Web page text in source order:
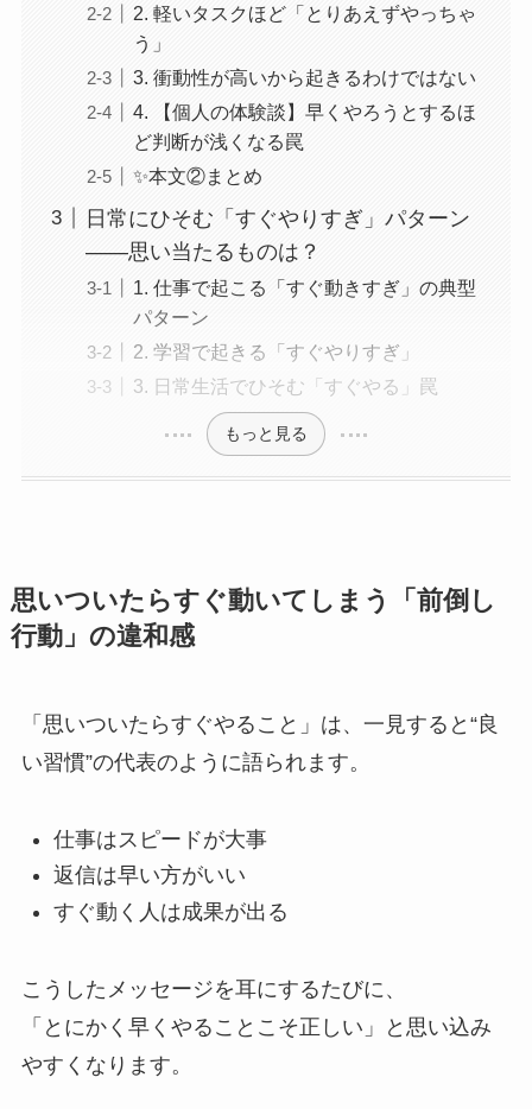
2. 軽いタスクほど「とりあえずやっちゃ
う」
3. 衝動性が高いから起きるわけではない
4. 【個人の体験談】早くやろうとするほ
ど判断が浅くなる罠
✨本文②まとめ
日常にひそむ「すぐやりすぎ」パターン
——思い当たるものは？
1. 仕事で起こる「すぐ動きすぎ」の典型
パターン
2. 学習で起きる「すぐやりすぎ」
3. 日常生活でひそむ「すぐやる」罠
もっと見る
思いついたらすぐ動いてしまう「前倒し
行動」の違和感
「思いついたらすぐやること」は、一見すると“良
い習慣”の代表のように語られます。
仕事はスピードが大事
返信は早い方がいい
すぐ動く人は成果が出る
こうしたメッセージを耳にするたびに、
「とにかく早くやることこそ正しい」と思い込み
やすくなります。